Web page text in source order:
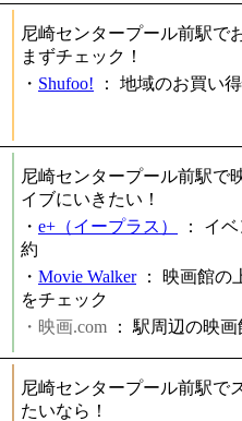
尼崎センタープール前駅で
まずチェック！
・ Shufoo! ： 地域のお買い
尼崎センタープール前駅で
イブにいきたい！
・ e+（イープラス） ： イ
約
・ Movie Walker： 映画館の
をチェック
・映画.com ： 駅周辺の映
尼崎センタープール前駅で
たいなら！